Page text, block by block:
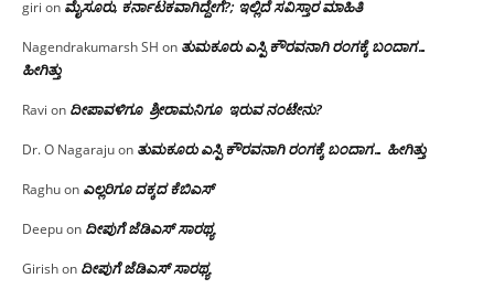
giri on ಮೈಸೂರು, ಕರ್ನಾಟಕವಾಗಿದ್ದೇಗೆ?; ಇಲ್ಲಿದೆ ಸವಿಸ್ತಾರ ಮಾಹಿತಿ
Nagendrakumarsh SH on ತುಮಕೂರು ಎಸ್ಪಿ ಕೌರವನಾಗಿ ರಂಗಕ್ಕೆ ಬಂದಾಗ…
ಹೀಗಿತ್ತು
Ravi on ದೀಪಾವಳಿಗೂ ಶ್ರೀರಾಮನಿಗೂ ಇರುವ ನಂಟೇನು?
Dr. O Nagarajuon ತುಮಕೂರು ಎಸ್ಪಿ ಕೌರವನಾಗಿ ರಂಗಕ್ಕೆ ಬಂದಾಗ… ಹೀಗಿತ್ತು
Raghuon ಎಲ್ಲರಿಗೂ ದಕ್ಕದ ಕೆಬಿಎಸ್
Deepuon ದೀಪುಗೆ ಜೆಡಿಎಸ್ ಸಾರಥ್ಯ
Girishon ದೀಪುಗೆ ಜೆಡಿಎಸ್ ಸಾರಥ್ಯ